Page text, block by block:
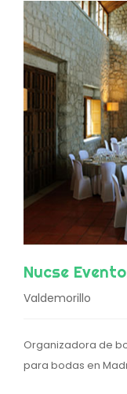
Nucse
Valdemorillo
Organizadora de
para bodas en